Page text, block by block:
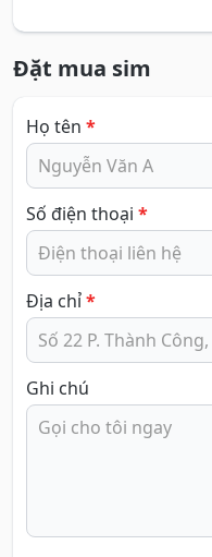
Đặt mua sim
Họ tên *
Số điện thoại *
Địa chỉ*
Ghi chú